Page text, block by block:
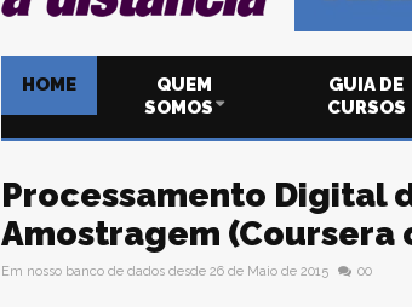
HOME
QUEM
SOMOS
GUIA DE
CURSOS
Processamento Digital
Amostragem (Coursera
Em nosso banco de dados desde 26 de Maio de 2015 00